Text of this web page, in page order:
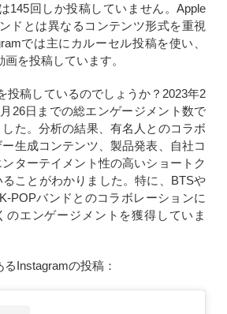
145回しか投稿していません。Apple
ドとは異なるコンテンツ形式を重視
では主にカルーセル投稿を使い、
を投稿しています。
投稿しているのでしょうか？2023年2
26日までの総エンゲージメント数で
した。分析の結果、有名人とのコラボ
生成コンテンツ、製品発表、自社コ
ターテイメント性の高いショートク
ことがわかりました。特に、BTSや
POPバンドとのコラボレーションに
のエンゲージメントを獲得していま
Instagramの投稿：